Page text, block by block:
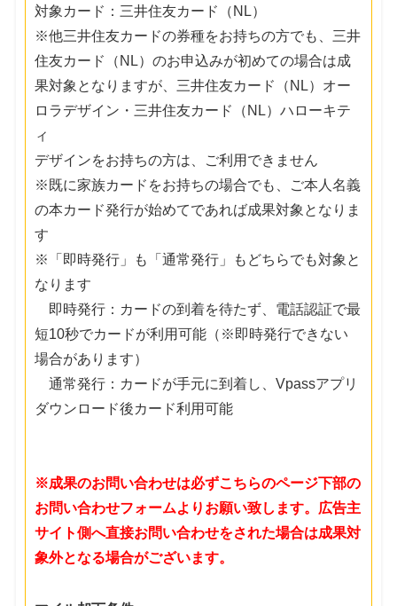
対象カード：三井住友カード（NL）
※他三井住友カードの券種をお持ちの方でも、三井
住友カード（NL）のお申込みが初めての場合は成
果対象となりますが、三井住友カード（NL）オー
ロラデザイン・三井住友カード（NL）ハローキテ
ィ
デザインをお持ちの方は、ご利用できません
※既に家族カードをお持ちの場合でも、ご本人名義
の本カード発行が始めてであれば成果対象となりま
す
※「即時発行」も「通常発行」もどちらでも対象と
なります
即時発行：カードの到着を待たず、電話認証で最
短10秒でカードが利用可能（※即時発行できない
場合があります）
通常発行：カードが手元に到着し、Vpassアプリ
ダウンロード後カード利用可能
※成果のお問い合わせは必ずこちらのページ下部の
お問い合わせフォームよりお願い致します。広告主
サイト側へ直接お問い合わせをされた場合は成果対
象外となる場合がございます。